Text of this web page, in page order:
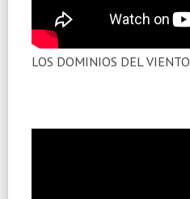
LOS DOMINIOS DEL VIENTO